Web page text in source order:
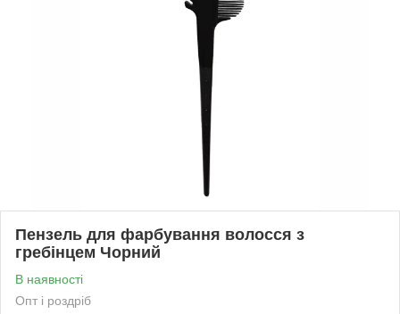
Пензель для фарбування волосся з
гребінцем Чорний
В наявності
Опт і роздріб